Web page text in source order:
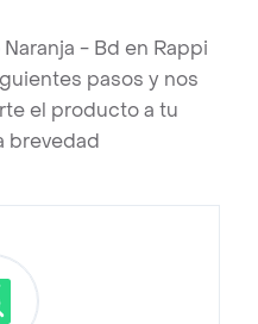
- Bd en Rappi
pasos y nos
el producto a tu
brevedad